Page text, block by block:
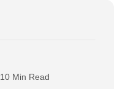
10 Min Read